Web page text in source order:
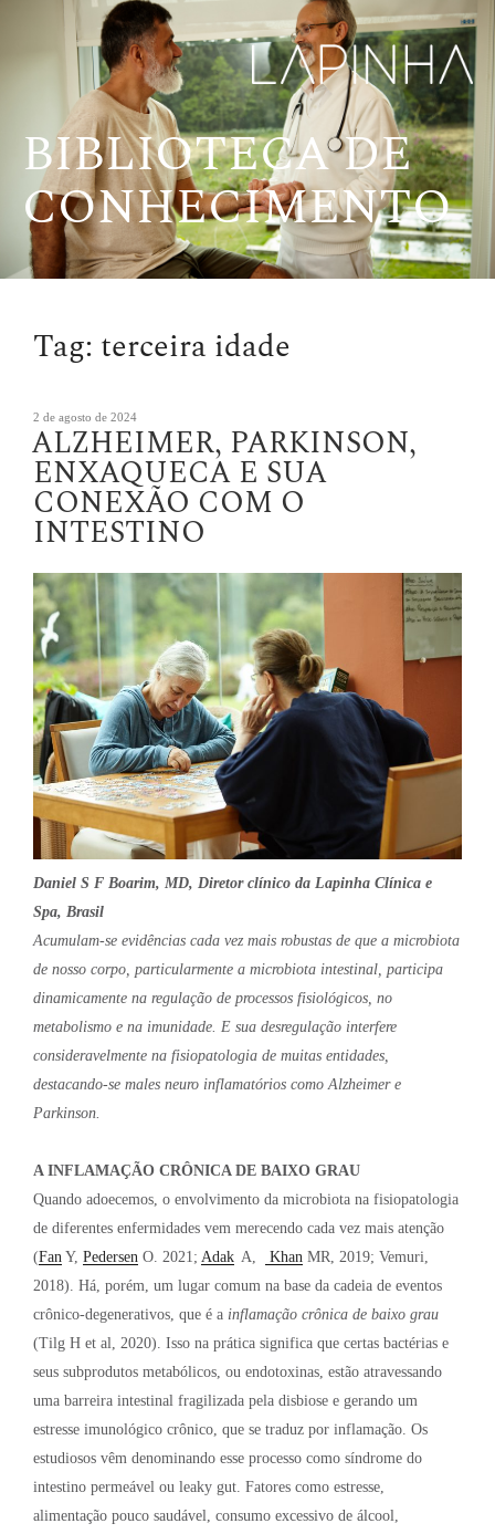
BIBLIOTECA DE
CONHECIMENTO
Tag: terceira idade
Publicado
em
2 de agosto de 2024
ALZHEIMER, PARKINSON,
ENXAQUECA E SUA
CONEXÃO COM O
INTESTINO
Daniel S F Boarim, MD, Diretor clínico da Lapinha Clínica e
Spa, Brasil
Acumulam-se evidências cada vez mais robustas de que a microbiota
de nosso corpo, particularmente a microbiota intestinal, participa
dinamicamente na regulação de processos fisiológicos, no
metabolismo e na imunidade. E sua desregulação interfere
consideravelmente na fisiopatologia de muitas entidades,
destacando-se males neuro inflamatórios como Alzheimer e
Parkinson.
A INFLAMAÇÃO CRÔNICA DE BAIXO GRAU
Quando adoecemos, o envolvimento da microbiota na fisiopatologia
de diferentes enfermidades vem merecendo cada vez mais atenção
(Fan Y, Pedersen O. 2021; Adak A, Khan MR, 2019; Vemuri,
2018). Há, porém, um lugar comum na base da cadeia de eventos
crônico-degenerativos, que é a inflamação crônica de baixo grau
(Tilg H et al, 2020). Isso na prática significa que certas bactérias e
seus subprodutos metabólicos, ou endotoxinas, estão atravessando
uma barreira intestinal fragilizada pela disbiose e gerando um
estresse imunológico crônico, que se traduz por inflamação. Os
estudiosos vêm denominando esse processo como síndrome do
intestino permeável ou leaky gut. Fatores como estresse,
alimentação pouco saudável, consumo excessivo de álcool,